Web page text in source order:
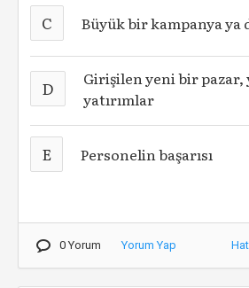
C Büyük bir kampanya ya
D
Girişilen yeni bir pazar,
yatırımlar
E Personelin başarısı
0 Yorum Yorum Yap